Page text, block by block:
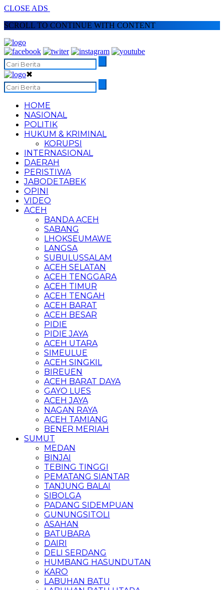
CLOSE ADS
SCROLL TO CONTINUE WITH CONTENT
✖
HOME
NASIONAL
POLITIK
HUKUM & KRIMINAL
KORUPSI
INTERNASIONAL
DAERAH
PERISTIWA
JABODETABEK
OPINI
VIDEO
ACEH
BANDA ACEH
SABANG
LHOKSEUMAWE
LANGSA
SUBULUSSALAM
ACEH SELATAN
ACEH TENGGARA
ACEH TIMUR
ACEH TENGAH
ACEH BARAT
ACEH BESAR
PIDIE
PIDIE JAYA
ACEH UTARA
SIMEULUE
ACEH SINGKIL
BIREUEN
ACEH BARAT DAYA
GAYO LUES
ACEH JAYA
NAGAN RAYA
ACEH TAMIANG
BENER MERIAH
SUMUT
MEDAN
BINJAI
TEBING TINGGI
PEMATANG SIANTAR
TANJUNG BALAI
SIBOLGA
PADANG SIDEMPUAN
GUNUNGSITOLI
ASAHAN
BATUBARA
DAIRI
DELI SERDANG
HUMBANG HASUNDUTAN
KARO
LABUHAN BATU